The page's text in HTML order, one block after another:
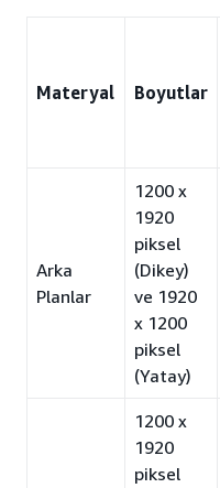
Materyal Boyutlar
Arka
Planlar
1200 x
1920
piksel
(Dikey)
ve 1920
x 1200
piksel
(Yatay)
1200 x
1920
piksel